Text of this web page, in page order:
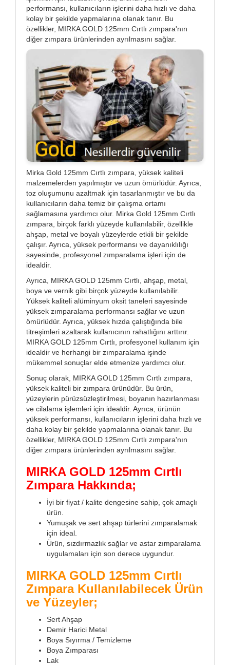
performansı, kullanıcıların işlerini daha hızlı ve daha
kolay bir şekilde yapmalarına olanak tanır. Bu
özellikler, MIRKA GOLD 125mm Cırtlı zımpara'nın
diğer zımpara ürünlerinden ayrılmasını sağlar.
Mirka Gold 125mm Cırtlı zımpara, yüksek kaliteli
malzemelerden yapılmıştır ve uzun ömürlüdür. Ayrıca,
toz oluşumunu azaltmak için tasarlanmıştır ve bu da
kullanıcıların daha temiz bir çalışma ortamı
sağlamasına yardımcı olur. Mirka Gold 125mm Cırtlı
zımpara, birçok farklı yüzeyde kullanılabilir, özellikle
ahşap, metal ve boyalı yüzeylerde etkili bir şekilde
çalışır. Ayrıca, yüksek performansı ve dayanıklılığı
sayesinde, profesyonel zımparalama işleri için de
idealdir.
Ayrıca, MIRKA GOLD 125mm Cırtlı, ahşap, metal,
boya ve vernik gibi birçok yüzeyde kullanılabilir.
Yüksek kaliteli alüminyum oksit taneleri sayesinde
yüksek zımparalama performansı sağlar ve uzun
ömürlüdür. Ayrıca, yüksek hızda çalıştığında bile
titreşimleri azaltarak kullanıcının rahatlığını arttırır.
MIRKA GOLD 125mm Cırtlı, profesyonel kullanım için
idealdir ve herhangi bir zımparalama işinde
mükemmel sonuçlar elde etmenize yardımcı olur.
Sonuç olarak, MIRKA GOLD 125mm Cırtlı zımpara,
yüksek kaliteli bir zımpara ürünüdür. Bu ürün,
yüzeylerin pürüzsüzleştirilmesi, boyanın hazırlanması
ve cilalama işlemleri için idealdir. Ayrıca, ürünün
yüksek performansı, kullanıcıların işlerini daha hızlı ve
daha kolay bir şekilde yapmalarına olanak tanır. Bu
özellikler, MIRKA GOLD 125mm Cırtlı zımpara'nın
diğer zımpara ürünlerinden ayrılmasını sağlar.
MIRKA GOLD 125mm Cırtlı
Zımpara Hakkında;
İyi bir fiyat / kalite dengesine sahip, çok amaçlı
ürün.
Yumuşak ve sert ahşap türlerini zımparalamak
için ideal.
Ürün, sızdırmazlık sağlar ve astar zımparalama
uygulamaları için son derece uygundur.
MIRKA GOLD 125mm Cırtlı
Zımpara Kullanılabilecek Ürün
ve Yüzeyler;
Sert Ahşap
Demir Harici Metal
Boya Sıyırma / Temizleme
Boya Zımparası
Lak